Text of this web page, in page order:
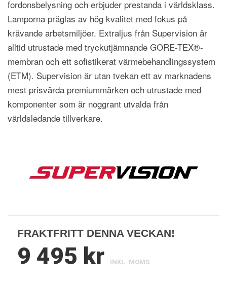
fordonsbelysning och erbjuder prestanda i världsklass.
Lamporna präglas av hög kvalitet med fokus på
krävande arbetsmiljöer. Extraljus från Supervision är
alltid utrustade med tryckutjämnande GORE-TEX®-
membran och ett sofistikerat värmebehandlingssystem
(ETM). Supervision är utan tvekan ett av marknadens
mest prisvärda premiummärken och utrustade med
komponenter som är noggrant utvalda från
världsledande tillverkare.
FRAKTFRITT DENNA VECKAN!
9 495 kr INKL. MOMS